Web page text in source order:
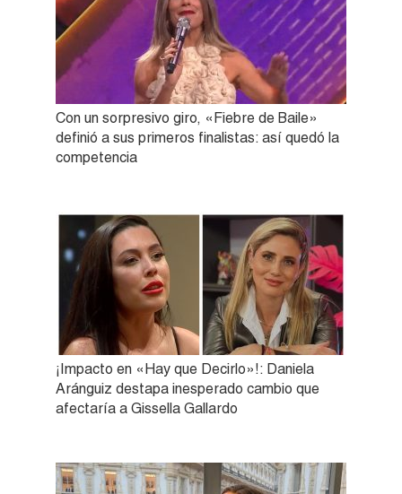
Con un sorpresivo giro, «Fiebre de Baile»
definió a sus primeros finalistas: así quedó la
competencia
¡Impacto en «Hay que Decirlo»!: Daniela
Aránguiz destapa inesperado cambio que
afectaría a Gissella Gallardo